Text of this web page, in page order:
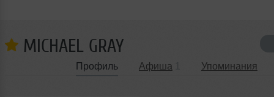
MICHAEL GRAY
Профиль Афиша Упоминания